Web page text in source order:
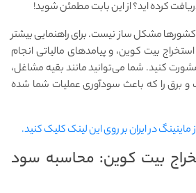
کرده اید؟ از این بابت مطمئن شوید!
کشورها مشکل ساز نیست. برای راهنمایی بیشتر
بیت کوین، و پیامدهای مالیاتی انجام
کنید. شما می‌توانید مانند بقیه مشاغل،
برق را که باعث سودآوری عملیات شما شده
در ایران بر روی این لینک کلیک کنید.
بیت کوین: محاسبه سود